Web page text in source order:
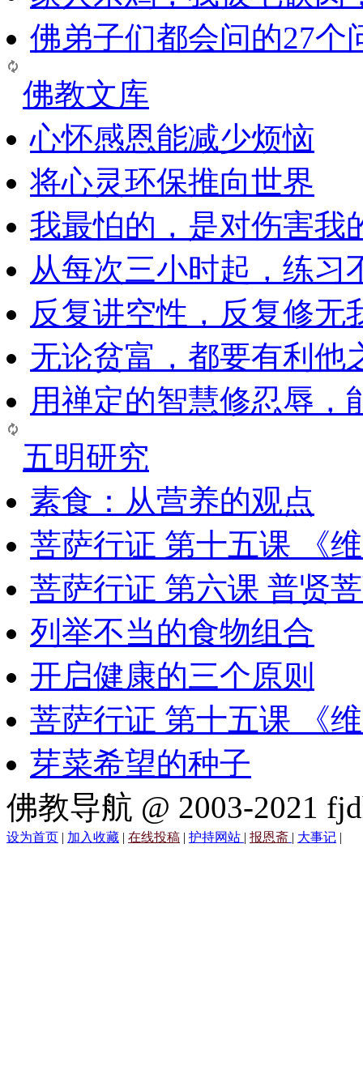
佛弟子们都会问的27个
佛教文库
心怀感恩能减少烦恼
将心灵环保推向世界
我最怕的，是对伤害我
从每次三小时起，练习
反复讲空性，反复修无
无论贫富，都要有利他
用禅定的智慧修忍辱，
五明研究
素食：从营养的观点
菩萨行证 第十五课 《
菩萨行证 第六课 普贤
列举不当的食物组合
开启健康的三个原则
菩萨行证 第十五课 《
芽菜希望的种子
佛教导航 @ 2003-2021
设为首页 | 加入收藏 | 在线投稿 | 护持网站 | 报恩斋 | 大事记 |